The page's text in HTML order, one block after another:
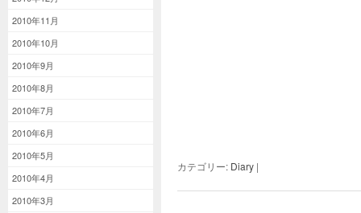
2010年11月
2010年10月
2010年9月
2010年8月
2010年7月
2010年6月
2010年5月
2010年4月
2010年3月
カテゴリー: Diary |